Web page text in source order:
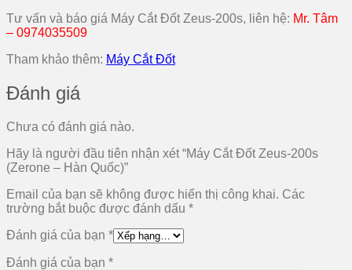
Tư vấn và báo giá Máy Cắt Đốt Zeus-200s, liên hệ: Mr. Tâm
– 0974035509
Tham khảo thêm: Máy Cắt Đốt
Đánh giá
Chưa có đánh giá nào.
Hãy là người đầu tiên nhận xét “Máy Cắt Đốt Zeus-200s
(Zerone – Hàn Quốc)”
Email của bạn sẽ không được hiển thị công khai. Các
trường bắt buộc được đánh dấu *
Đánh giá của bạn *
Đánh giá của bạn *